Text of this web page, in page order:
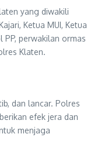
yang diwakili
Ketua MUI, Ketua
PP, perwakilan ormas
Klaten.
dan lancar. Polres
efek jera dan
menjaga